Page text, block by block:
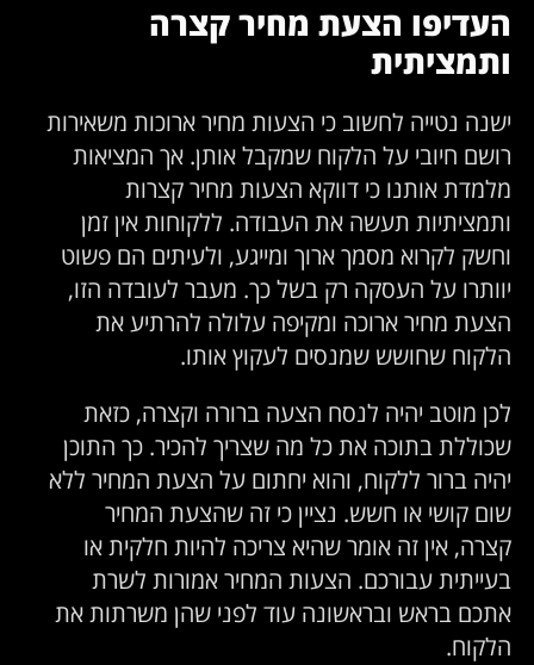
העדיפו הצעת מחיר קצרה
ותמציתית
ישנה נטייה לחשוב כי הצעות מחיר ארוכות משאירות
רושם חיובי על הלקוח שמקבל אותן. אך המציאות
מלמדת אותנו כי דווקא הצעות מחיר קצרות
ותמציתיות תעשה את העבודה. ללקוחות אין זמן
וחשק לקרוא מסמך ארוך ומייגע, ולעיתים הם פשוט
יוותרו על העסקה רק בשל כך. מעבר לעובדה הזו,
הצעת מחיר ארוכה ומקיפה עלולה להרתיע את
הלקוח שחושש שמנסים לעקוץ אותו.
לכן מוטב יהיה לנסח הצעה ברורה וקצרה, כזאת
שכוללת בתוכה את כל מה שצריך להכיר. כך התוכן
יהיה ברור ללקוח, והוא יחתום על הצעת המחיר ללא
שום קושי או חשש. נציין כי זה שהצעת המחיר
קצרה, אין זה אומר שהיא צריכה להיות חלקית או
בעייתית עבורכם. הצעות המחיר אמורות לשרת
אתכם בראש ובראשונה עוד לפני שהן משרתות את
הלקוח.